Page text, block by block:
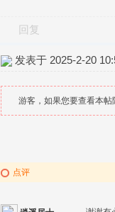
回复
发表于 2025-2-20
游客，如果您要查看本帖
点评